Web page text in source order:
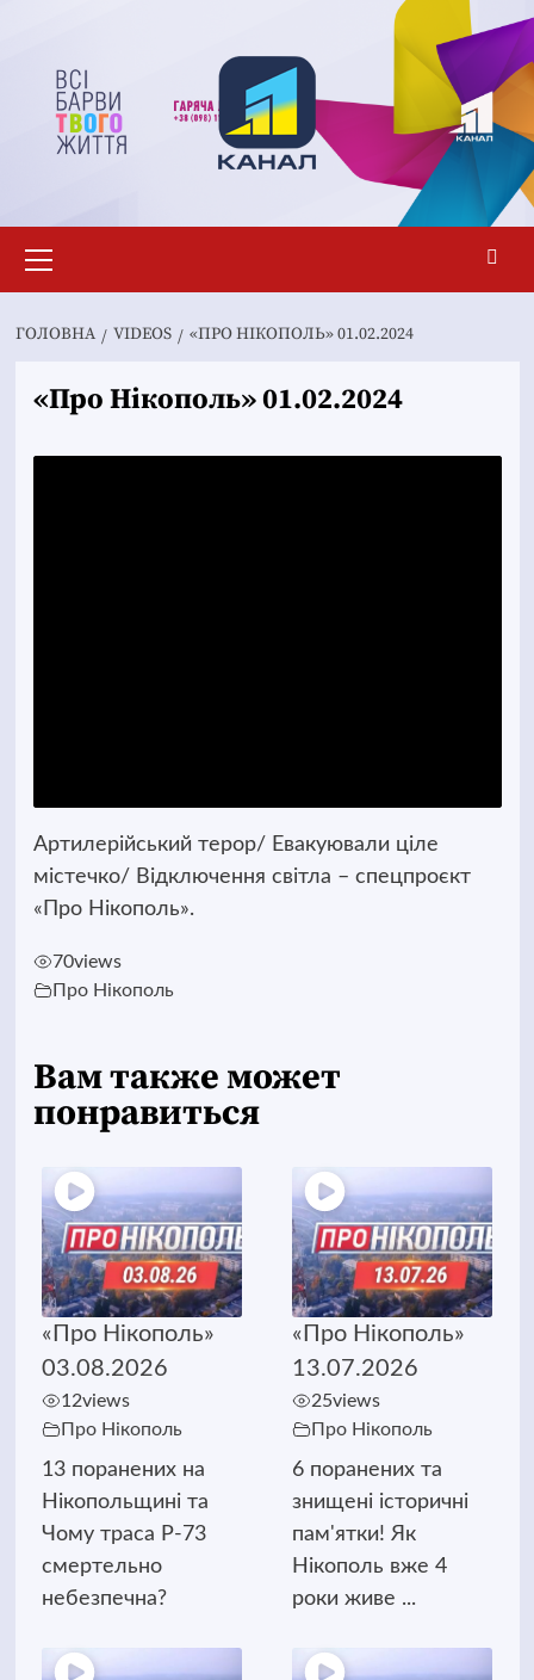
вмісту
меню
ГОЛОВНА VIDEOS «ПРО НІКОПОЛЬ» 01.02.2024
«Про Нікополь» 01.02.2024
Артилерійський терор/ Евакуювали ціле
містечко/ Відключення світла – спецпроєкт
«Про Нікополь».
70views
Про Нікополь
Вам также может
понравиться
«Про Нікополь»
03.08.2026
12views
Про Нікополь
13 поранених на
Нікопольщині та
Чому траса Р-73
смертельно
небезпечна?
«Про Нікополь»
13.07.2026
25views
Про Нікополь
6 поранених та
знищені історичні
пам'ятки! Як
Нікополь вже 4
роки живе ...